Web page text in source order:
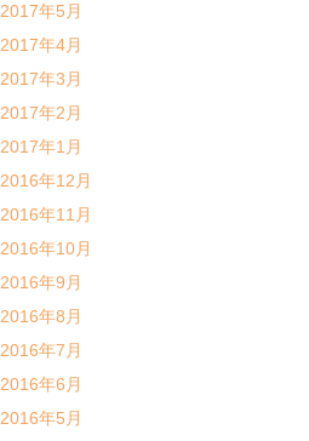
2017年5月
2017年4月
2017年3月
2017年2月
2017年1月
2016年12月
2016年11月
2016年10月
2016年9月
2016年8月
2016年7月
2016年6月
2016年5月